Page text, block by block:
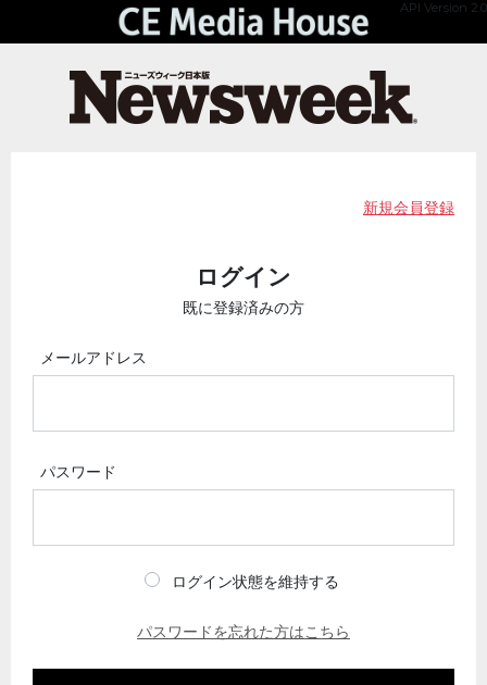
API Version 2.0
新規会員登録
ログイン
既に登録済みの方
メールアドレス
パスワード
ログイン状態を維持する
パスワードを忘れた方はこちら